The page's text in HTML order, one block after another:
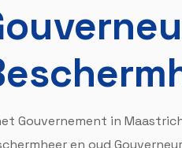
Gouvernement in
en oud